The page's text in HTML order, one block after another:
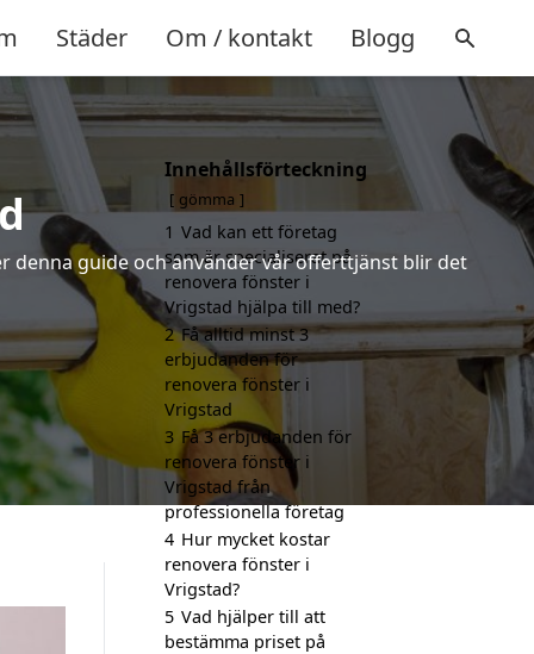
Städer Om / kontakt Blogg
denna guide och använder vår offerttjänst blir det
Innehållsförteckning
gömma
1 Vad kan ett företag
som är specialiserat på
renovera fönster i
Vrigstad hjälpa till med?
2 Få alltid minst 3
erbjudanden för
renovera fönster i
Vrigstad
3 Få 3 erbjudanden för
renovera fönster i
Vrigstad från
professionella företag
4 Hur mycket kostar
renovera fönster i
Vrigstad?
5 Vad hjälper till att
bestämma priset på